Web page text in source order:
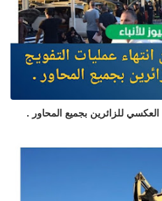
العكسي للزائرين بجميع المحاور .